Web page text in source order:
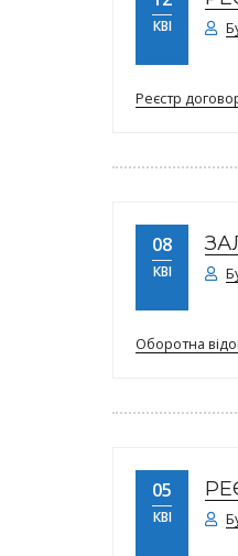
КВІ
Реєстр
08
КВІ
Оборотна
05
КВІ